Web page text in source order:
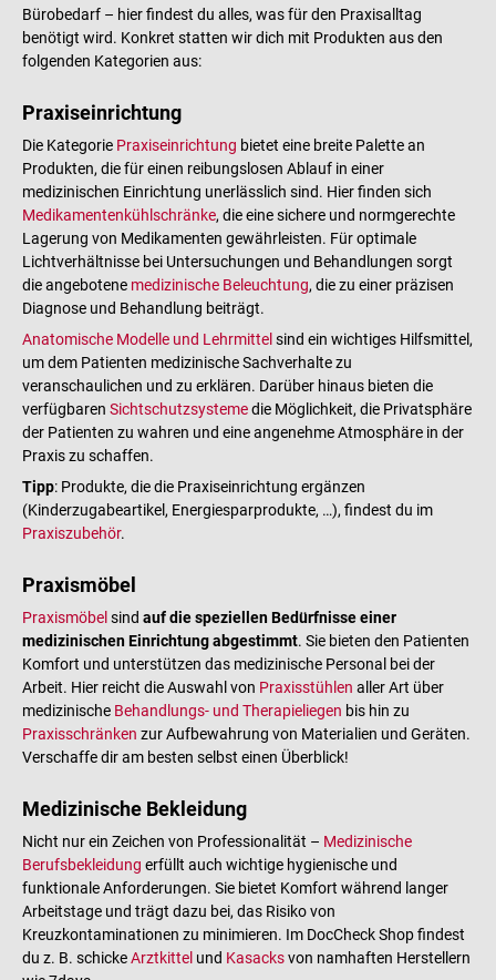
Bürobedarf – hier findest du alles, was für den Praxisalltag
benötigt wird. Konkret statten wir dich mit Produkten aus den
folgenden Kategorien aus:
Praxiseinrichtung
Die Kategorie Praxiseinrichtung bietet eine breite Palette an
Produkten, die für einen reibungslosen Ablauf in einer
medizinischen Einrichtung unerlässlich sind. Hier finden sich
Medikamentenkühlschränke, die eine sichere und normgerechte
Lagerung von Medikamenten gewährleisten. Für optimale
Lichtverhältnisse bei Untersuchungen und Behandlungen sorgt
die angebotene medizinische Beleuchtung, die zu einer präzisen
Diagnose und Behandlung beiträgt.
Anatomische Modelle und Lehrmittel sind ein wichtiges Hilfsmittel,
um dem Patienten medizinische Sachverhalte zu
veranschaulichen und zu erklären. Darüber hinaus bieten die
verfügbaren Sichtschutzsystemedie Möglichkeit, die Privatsphäre
der Patienten zu wahren und eine angenehme Atmosphäre in der
Praxis zu schaffen.
Tipp: Produkte, die die Praxiseinrichtung ergänzen
(Kinderzugabeartikel, Energiesparprodukte, …), findest du im
Praxiszubehör.
Praxismöbel
Praxismöbel sind auf die speziellen Bedürfnisse einer
medizinischen Einrichtung abgestimmt. Sie bieten den Patienten
Komfort und unterstützen das medizinische Personal bei der
Arbeit. Hier reicht die Auswahl von Praxisstühlen aller Art über
medizinische Behandlungs- und Therapieliegen bis hin zu
Praxisschränken zur Aufbewahrung von Materialien und Geräten.
Verschaffe dir am besten selbst einen Überblick!
Medizinische Bekleidung
Nicht nur ein Zeichen von Professionalität – Medizinische
Berufsbekleidung erfüllt auch wichtige hygienische und
funktionale Anforderungen. Sie bietet Komfort während langer
Arbeitstage und trägt dazu bei, das Risiko von
Kreuzkontaminationen zu minimieren. Im DocCheck Shop findest
du z. B. schickeArztkittel und Kasacksvon namhaften Herstellern